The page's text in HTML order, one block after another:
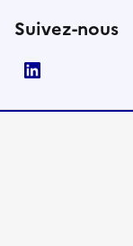
Suivez-nous